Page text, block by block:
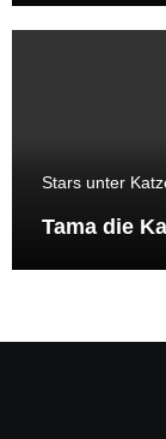
Stars unter
Tama die